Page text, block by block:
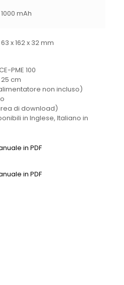
1000 mAh
63 x 162 x 32 mm
PME 100
cm
non incluso)
di download)
in Inglese, Italiano in
in PDF
in PDF